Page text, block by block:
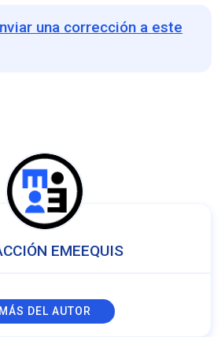
una corrección a este
EMEEQUIS
MÁS DEL AUTOR